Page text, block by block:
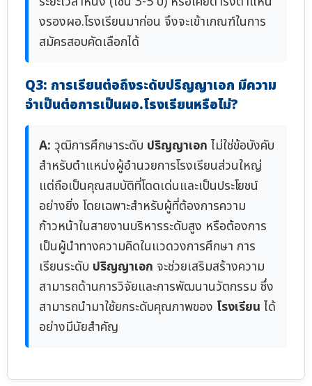
งรองผอ.โรงเรียนมาก่อน จึงจะเข้าเกณฑ์ในการ
สมัครสอบคัดเลือกได้
Q3: การเรียนต่อถึงระดับปริญญาเอก มีความ
จำเป็นต่อการเป็นผอ.โรงเรียนหรือไม่?
A: วุฒิการศึกษาระดับ ปริญญาเอก ไม่ใช่ข้อบังคับ
สำหรับตำแหน่งผู้อำนวยการโรงเรียนส่วนใหญ่
แต่ถือเป็นคุณสมบัติที่โดดเด่นและเป็นประโยชน์
อย่างยิ่ง โดยเฉพาะสำหรับผู้ที่ต้องการความ
ก้าวหน้าในสายงานบริหารระดับสูง หรือต้องการ
เป็นผู้นำทางความคิดในแวดวงการศึกษา การ
เรียนระดับ ปริญญาเอก จะช่วยเสริมสร้างความ
สามารถด้านการวิจัยและการพัฒนานวัตกรรม ซึ่ง
สามารถนำมาใช้ยกระดับคุณภาพของ โรงเรียน ได้
อย่างมีนัยสำคัญ